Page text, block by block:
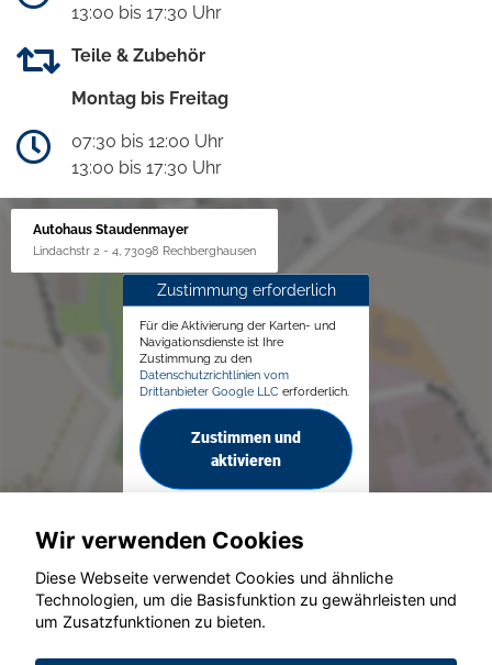
13:00 bis 17:30 Uhr
Teile & Zubehör
Montag bis Freitag
07:30 bis 12:00 Uhr
13:00 bis 17:30 Uhr
Autohaus Staudenmayer
Lindachstr 2 - 4, 73098 Rechberghausen
Zustimmung erforderlich
Für die Aktivierung der Karten- und
Navigationsdienste ist Ihre
Zustimmung zu den
Datenschutzrichtlinien vom
Drittanbieter Google LLC erforderlich.
Zustimmen und
aktivieren
© konjunkturmotor.de GmbH 2020 - 2026
Wir verwenden Cookies
Diese Webseite verwendet Cookies und ähnliche
Technologien, um die Basisfunktion zu gewährleisten und
um Zusatzfunktionen zu bieten.